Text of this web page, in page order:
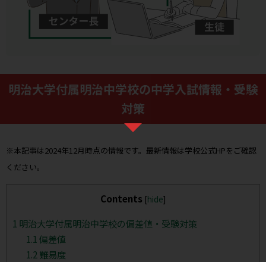
明治大学付属明治中学校の中学入試情報・受験
対策
※本記事は2024年12月時点の情報です。最新情報は学校公式HPをご確認
ください。
Contents [hide]
1 明治大学付属明治中学校の偏差値・受験対策
1.1 偏差値
1.2 難易度